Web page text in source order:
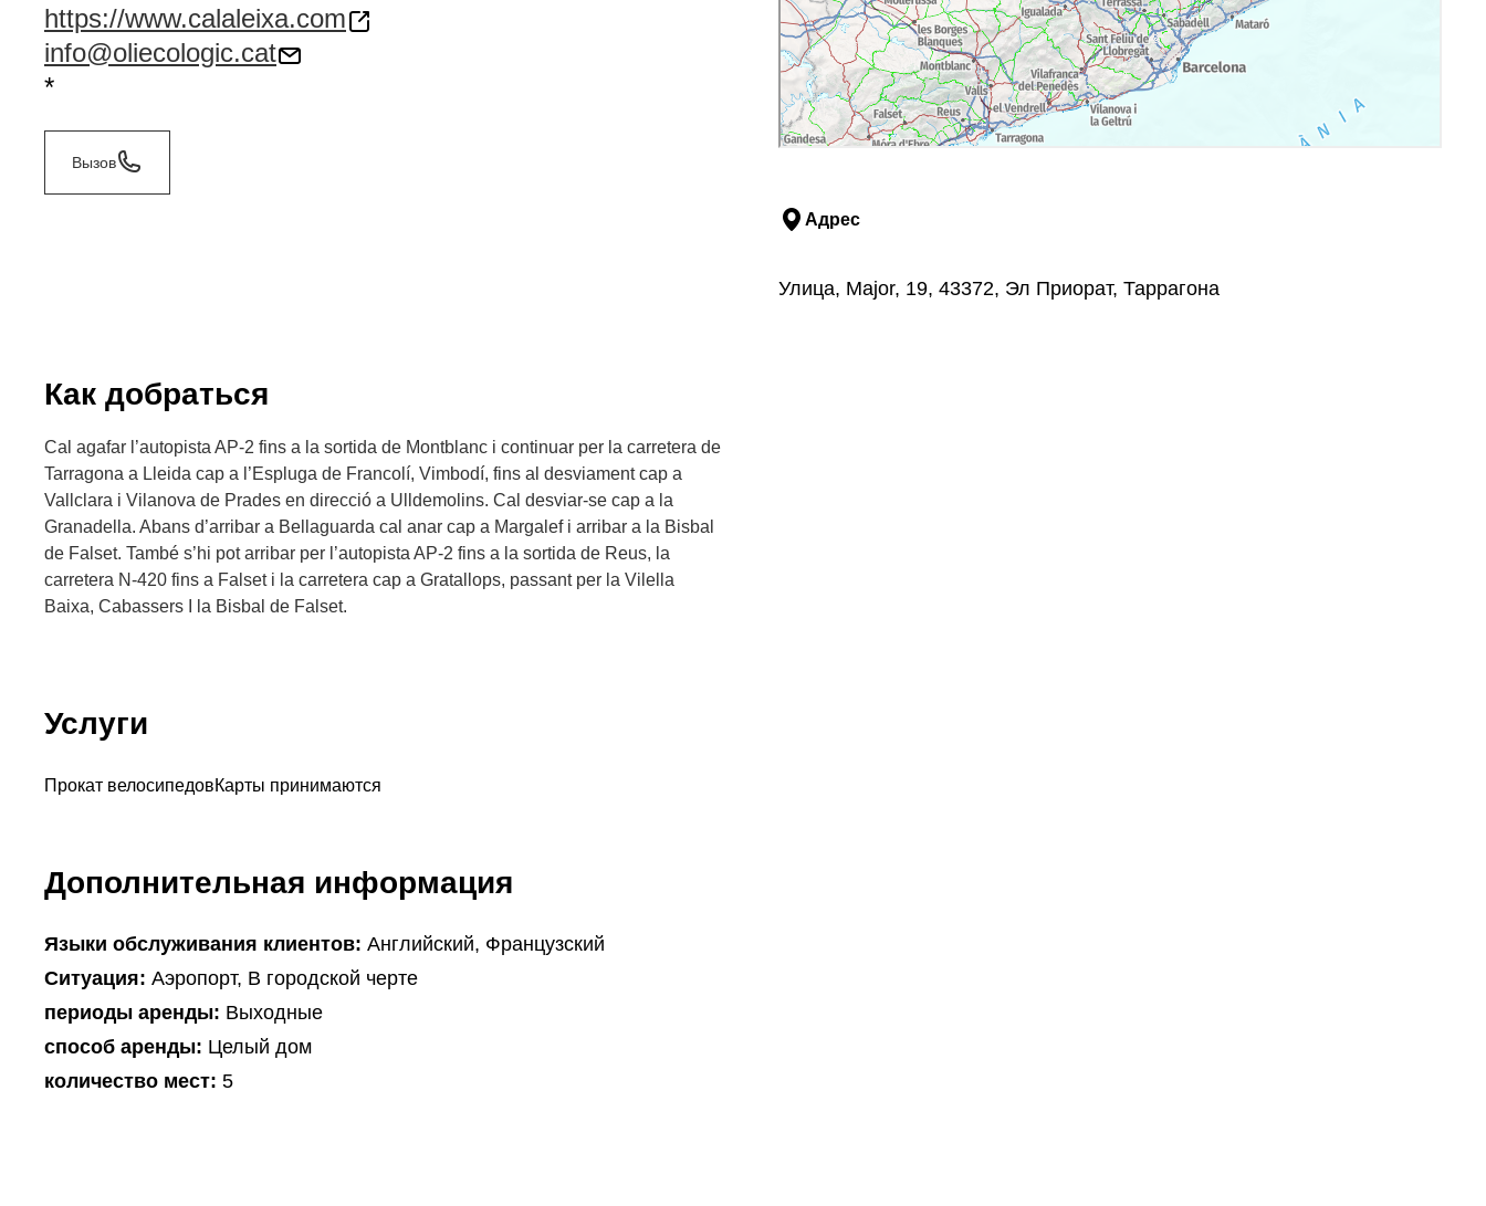
https://www.calaleixa.com
info@oliecologic.cat
*
Вызов
Адрес
Улица, Major, 19, 43372, Эл Приорат, Таррагона
Как добраться
Cal agafar l’autopista AP-2 fins a la sortida de Montblanc i continuar per la carretera de
Tarragona a Lleida cap a l’Espluga de Francolí, Vimbodí, fins al desviament cap a
Vallclara i Vilanova de Prades en direcció a Ulldemolins. Cal desviar-se cap a la
Granadella. Abans d’arribar a Bellaguarda cal anar cap a Margalef i arribar a la Bisbal
de Falset. També s’hi pot arribar per l’autopista AP-2 fins a la sortida de Reus, la
carretera N-420 fins a Falset i la carretera cap a Gratallops, passant per la Vilella
Baixa, Cabassers I la Bisbal de Falset.
Услуги
Прокат велосипедовКарты принимаются
Дополнительная информация
Языки обслуживания клиентов: Английский, Французский
Ситуация: Аэропорт, В городской черте
периоды аренды: Выходные
способ аренды: Целый дом
количество мест: 5